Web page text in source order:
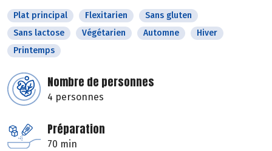
Plat principal Flexitarien
Sans gluten
Sans lactose
Végétarien Automne
Hiver
Printemps
Nombre de personnes
4 personnes
Préparation
70 min